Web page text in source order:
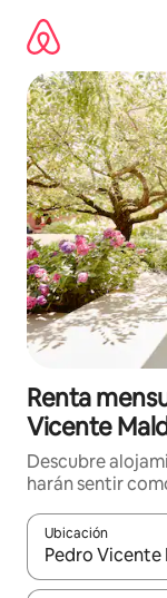
contenido
Renta
Vicente
Descubre
harán sentir
Ubicación
Cuando los